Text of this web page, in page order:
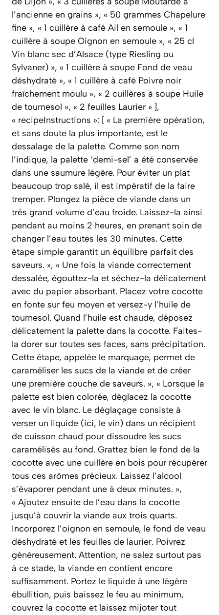
l’ancienne en grains », « 50 grammes Chapelure
fine », « 1 cuillère à café Ail en semoule », « 1
cuillère à soupe Oignon en semoule », « 25 cl
Vin blanc sec d’Alsace (type Riesling ou
Sylvaner) », « 1 cuillère à soupe Fond de veau
déshydraté », « 1 cuillère à café Poivre noir
fraîchement moulu », « 2 cuillères à soupe Huile
de tournesol », « 2 feuilles Laurier » ],
« recipeInstructions »: [ « La première opération,
et sans doute la plus importante, est le
dessalage de la palette. Comme son nom
l’indique, la palette ‘demi-sel’ a été conservée
dans une saumure légère. Pour éviter un plat
beaucoup trop salé, il est impératif de la faire
tremper. Plongez la pièce de viande dans un
très grand volume d’eau froide. Laissez-la ainsi
pendant au moins 2 heures, en prenant soin de
changer l’eau toutes les 30 minutes. Cette
étape simple garantit un équilibre parfait des
saveurs. », « Une fois la viande correctement
dessalée, égouttez-la et séchez-la délicatement
avec du papier absorbant. Placez votre cocotte
en fonte sur feu moyen et versez-y l’huile de
tournesol. Quand l’huile est chaude, déposez
délicatement la palette dans la cocotte. Faites-
la dorer sur toutes ses faces, sans précipitation.
Cette étape, appelée le marquage, permet de
caraméliser les sucs de la viande et de créer
une première couche de saveurs. », « Lorsque la
palette est bien colorée, déglacez la cocotte
avec le vin blanc. Le déglaçage consiste à
verser un liquide (ici, le vin) dans un récipient
de cuisson chaud pour dissoudre les sucs
caramélisés au fond. Grattez bien le fond de la
cocotte avec une cuillère en bois pour récupérer
tous ces arômes précieux. Laissez l’alcool
s’évaporer pendant une à deux minutes. »,
« Ajoutez ensuite de l’eau dans la cocotte
jusqu’à couvrir la viande aux trois quarts.
Incorporez l’oignon en semoule, le fond de veau
déshydraté et les feuilles de laurier. Poivrez
généreusement. Attention, ne salez surtout pas
à ce stade, la viande en contient encore
suffisamment. Portez le liquide à une légère
ébullition, puis baissez le feu au minimum,
couvrez la cocotte et laissez mijoter tout